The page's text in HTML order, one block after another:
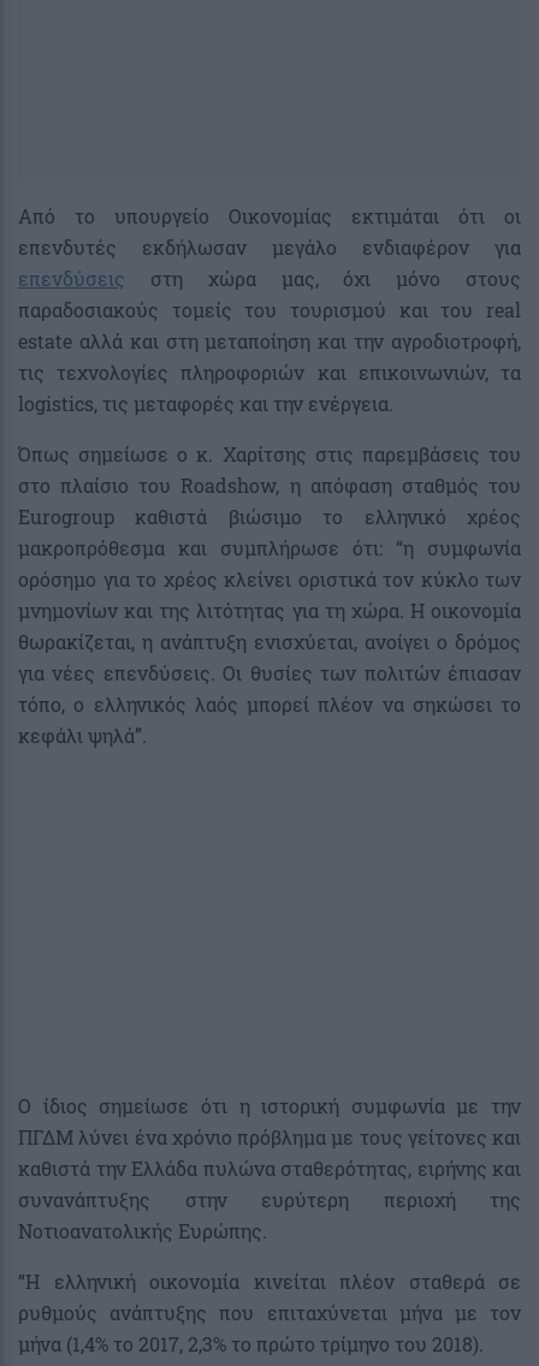
Από το υπουργείο Οικονομίας εκτιμάται ότι οι
επενδυτές εκδήλωσαν μεγάλο ενδιαφέρον για
επενδύσεις στη χώρα μας, όχι μόνο στους
παραδοσιακούς τομείς του τουρισμού και του real
estate αλλά και στη μεταποίηση και την αγροδιοτροφή,
τις τεχνολογίες πληροφοριών και επικοινωνιών, τα
logistics, τις μεταφορές και την ενέργεια.
Όπως σημείωσε ο κ. Χαρίτσης στις παρεμβάσεις του
στο πλαίσιο του Roadshow, η απόφαση σταθμός του
Eurogroup καθιστά βιώσιμο το ελληνικό χρέος
μακροπρόθεσμα και συμπλήρωσε ότι: “η συμφωνία
ορόσημο για το χρέος κλείνει οριστικά τον κύκλο των
μνημονίων και της λιτότητας για τη χώρα. Η οικονομία
θωρακίζεται, η ανάπτυξη ενισχύεται, ανοίγει ο δρόμος
για νέες επενδύσεις. Οι θυσίες των πολιτών έπιασαν
τόπο, ο ελληνικός λαός μπορεί πλέον να σηκώσει το
κεφάλι ψηλά”.
Ο ίδιος σημείωσε ότι η ιστορική συμφωνία με την
ΠΓΔΜ λύνει ένα χρόνιο πρόβλημα με τους γείτονες και
καθιστά την Ελλάδα πυλώνα σταθερότητας, ειρήνης και
συνανάπτυξης στην ευρύτερη περιοχή της
Νοτιοανατολικής Ευρώπης.
“Η ελληνική οικονομία κινείται πλέον σταθερά σε
ρυθμούς ανάπτυξης που επιταχύνεται μήνα με τον
μήνα (1,4% το 2017, 2,3% το πρώτο τρίμηνο του 2018).